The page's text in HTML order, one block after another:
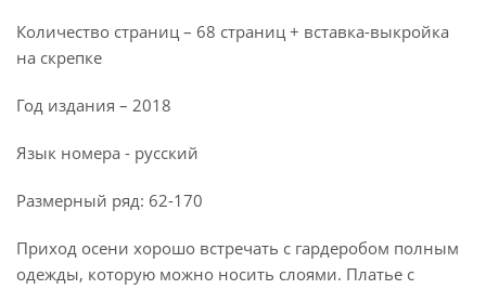
Количество страниц – 68 страниц + вставка-выкройка
на скрепке
Год издания – 2018
Язык номера - русский
Размерный ряд: 62-170
Приход осени хорошо встречать с гардеробом полным
одежды, которую можно носить слоями. Платье с